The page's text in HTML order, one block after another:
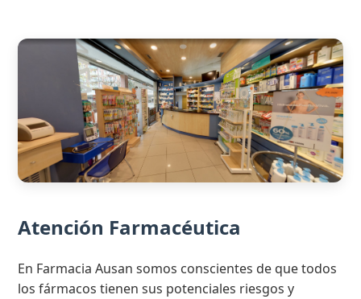
Atención Farmacéutica
En Farmacia Ausan somos conscientes de que todos
los fármacos tienen sus potenciales riesgos y